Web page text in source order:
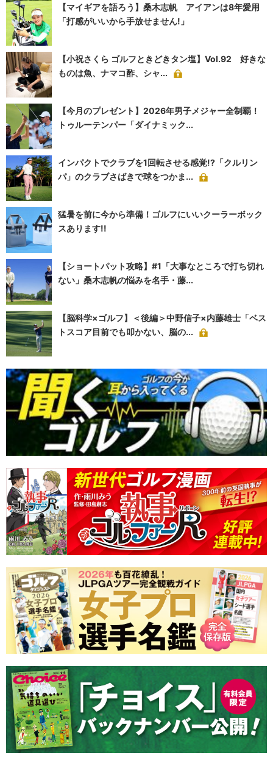
【マイギアを語ろう】桑木志帆 アイアンは8年愛用
「打感がいいから手放せません!」
【小祝さくら ゴルフときどきタン塩】Vol.92 好きな
ものは魚、ナマコ酢、シャ...
【今月のプレゼント】2026年男子メジャー全制覇！
トゥルーテンパー「ダイナミック...
インパクトでクラブを1回転させる感覚!?「クルリン
パ」のクラブさばきで球をつかま...
猛暑を前に今から準備！ゴルフにいいクーラーボック
スあります!!
【ショートパット攻略】#1「大事なところで打ち切れ
ない」桑木志帆の悩みを名手・藤...
【脳科学×ゴルフ】＜後編＞中野信子×内藤雄士「ベス
トスコア目前でも叩かない、脳の...